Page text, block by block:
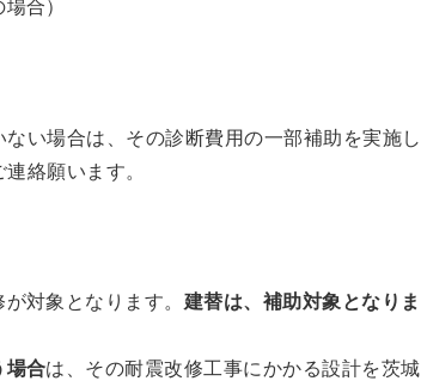
合）
い場合は、その診断費用の一部補助を実施し
絡願います。
対象となります。 建替は、補助対象となりま
場合は、その耐震改修工事にかかる設計を茨城